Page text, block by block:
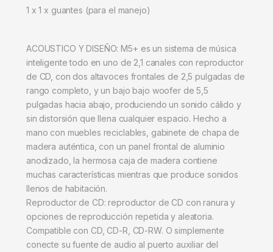
1 x 1 x guantes (para el manejo)
ACOUSTICO Y DISEÑO: M5+ es un sistema de música
inteligente todo en uno de 2,1 canales con reproductor
de CD, con dos altavoces frontales de 2,5 pulgadas de
rango completo, y un bajo bajo woofer de 5,5
pulgadas hacia abajo, produciendo un sonido cálido y
sin distorsión que llena cualquier espacio. Hecho a
mano con muebles reciclables, gabinete de chapa de
madera auténtica, con un panel frontal de aluminio
anodizado, la hermosa caja de madera contiene
muchas características mientras que produce sonidos
llenos de habitación.
Reproductor de CD: reproductor de CD con ranura y
opciones de reproducción repetida y aleatoria.
Compatible con CD, CD-R, CD-RW. O simplemente
conecte su fuente de audio al puerto auxiliar del